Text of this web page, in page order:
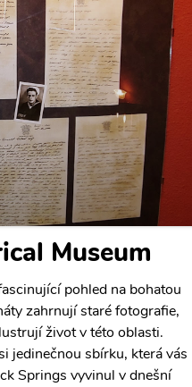
Museum
pohled na bohatou
zahrnují staré fotografie,
život v této oblasti.
jedinečnou sbírku, která vás
Springs vyvinul v dnešní